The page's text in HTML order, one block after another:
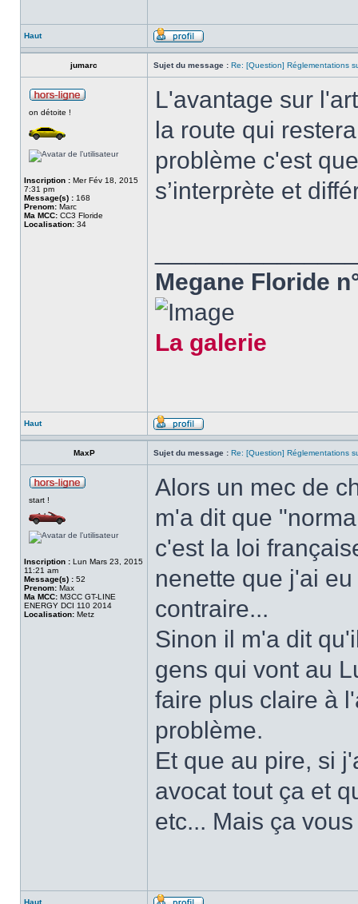
Haut
jumarc Sujet du message : Re: [Question] Réglementations
on détoite !
Inscription : Mer Fév 18, 2015
7:31 pm
Message(s) : 168
Prenom: Marc
Ma MCC: CC3 Floride
Localisation: 34
L'avantage sur
la route qui
problème c'est
s’interprète et
Megane Floride
La galerie
Haut
MaxP Sujet du message : Re: [Question] Réglementations
start !
Inscription : Lun Mars 23, 2015
11:21 am
Message(s) : 52
Prenom: Max
Ma MCC: M3CC GT-LINE
ENERGY DCI 110 2014
Localisation: Metz
Alors un mec de
m'a dit que
c'est la loi
nenette que j'ai
contraire...
Sinon il m'a dit
gens qui vont au
faire plus claire à
problème.
Et que au pire, si
avocat tout ça et
etc... Mais ça
Haut